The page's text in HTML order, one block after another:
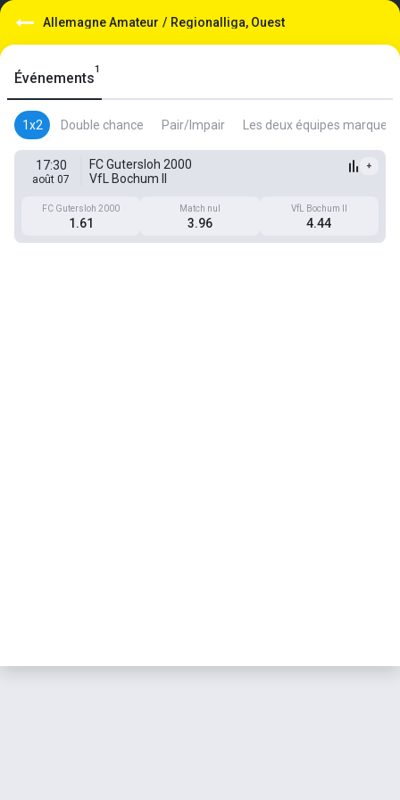
Allemagne Amateur / Regionalliga, Ouest
Événements
1
1x2 Double chance Pair/Impair Les deux équipes marquent
17:30
août 07
FC Gutersloh 2000
VfL Bochum II
+
FC Gutersloh 2000
1.61
Match nul
3.96
VfL Bochum II
4.44